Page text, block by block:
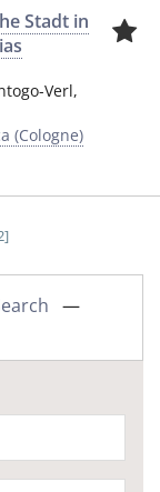
Stadt in
Verl,
(Cologne)
—